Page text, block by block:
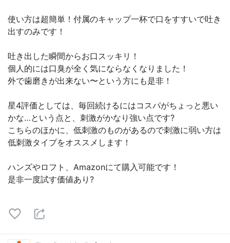
使い方は超簡単！付属のキャップ一杯で口をすすいで吐き
出すのみです！
吐き出した瞬間からお口スッキリ！
個人的には口臭が全く気にならなくなりました！
外で歯磨きが出来ない〜という方にも是非！
星4評価としては、毎回続けるにはコスパがちょっと悪い
かな…という点と、刺激がかなり強い点です?
こちらのほかに、低刺激のものがあるので刺激に弱い方は
低刺激タイプをオススメします！
ハンズやロフト、Amazonにて購入可能です！
是非一度試す価値あり?